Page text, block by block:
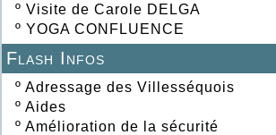
º Visite de Carole DELGA
º YOGA CONFLUENCE
Flash Infos
º Adressage des Villesséquois
º Aides
º Amélioration de la sécurité